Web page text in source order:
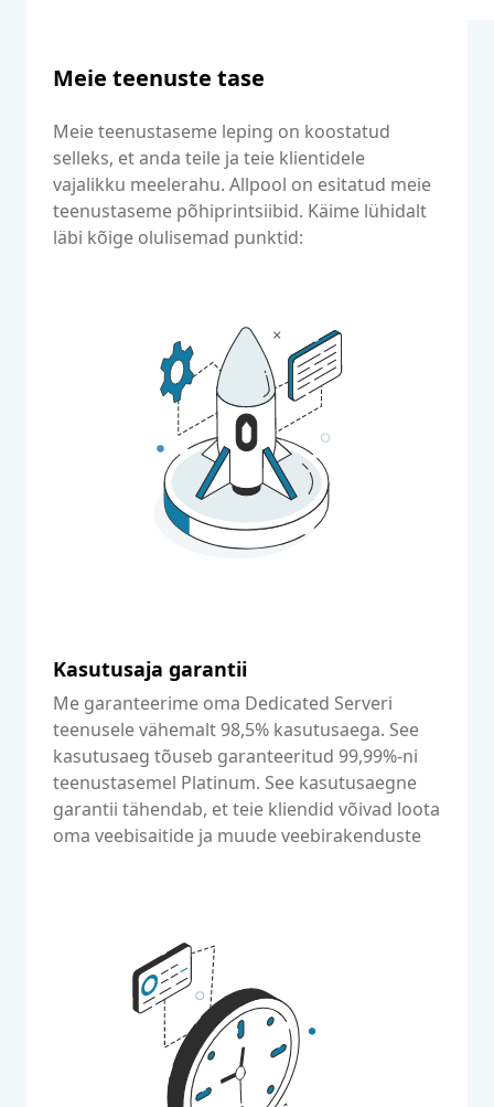
Meie teenuste tase
Meie teenustaseme leping on koostatud
selleks, et anda teile ja teie klientidele
vajalikku meelerahu. Allpool on esitatud meie
teenustaseme põhiprintsiibid. Käime lühidalt
läbi kõige olulisemad punktid:
Kasutusaja garantii
Me garanteerime oma Dedicated Serveri
teenusele vähemalt 98,5% kasutusaega. See
kasutusaeg tõuseb garanteeritud 99,99%-ni
teenustasemel Platinum. See kasutusaegne
garantii tähendab, et teie kliendid võivad loota
oma veebisaitide ja muude veebirakenduste